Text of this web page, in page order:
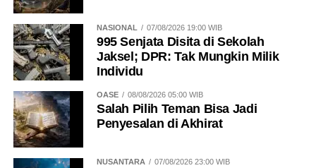
NASIONAL 07/08/2026 19:00 WIB
995 Senjata Disita di Sekolah
Jaksel; DPR: Tak Mungkin Milik
Individu
OASE 08/08/2026 05:00 WIB
Salah Pilih Teman Bisa Jadi
Penyesalan di Akhirat
NUSANTARA 07/08/2026 23:00 WIB